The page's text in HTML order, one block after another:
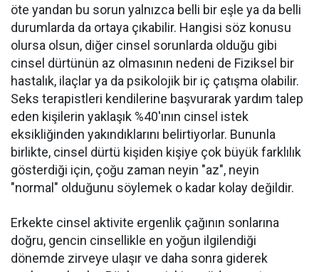
öte yandan bu sorun yalnızca belli bir eşle ya da belli
durumlarda da ortaya çıkabilir. Hangisi söz konusu
olursa olsun, diğer cinsel sorunlarda olduğu gibi
cinsel dürtünün az olmasının nedeni de Fiziksel bir
hastalık, ilaçlar ya da psikolojik bir iç çatışma olabilir.
Seks terapistleri kendilerine başvurarak yardım talep
eden kişilerin yaklaşık %40'ının cinsel istek
eksikliğinden yakındıklarını belirtiyorlar. Bununla
birlikte, cinsel dürtü kişiden kişiye çok büyük farklılık
gösterdiği için, çoğu zaman neyin "az", neyin
"normal" olduğunu söylemek o kadar kolay değildir.
Erkekte cinsel aktivite ergenlik çağının sonlarına
doğru, gencin cinsellikle en yoğun ilgilendiği
dönemde zirveye ulaşır ve daha sonra giderek